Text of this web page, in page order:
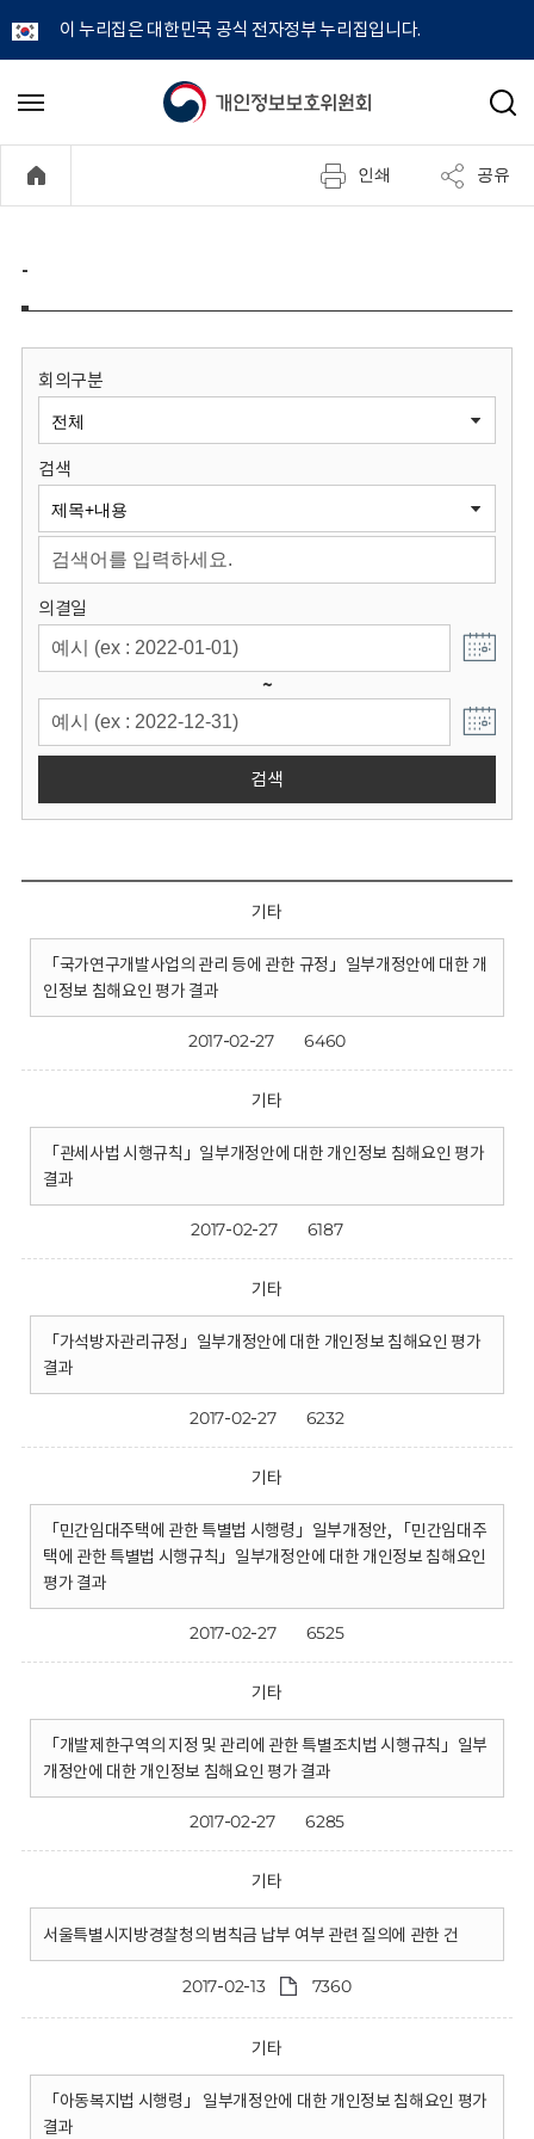
이 누리집은 대한민국 공식 전자정부 누리집입니다.
개
정
보
원
회
메
기
검
인쇄 공유
-
회의구분
검색
의결일
~
검색
기타
「국가연구개발사업의 관리 등에 관한 규정」일부개정안에 대한 개
인정보 침해요인 평가 결과
2017-02-27 6460
기타
「관세사법 시행규칙」일부개정안에 대한 개인정보 침해요인 평가
결과
2017-02-27 6187
기타
「가석방자관리규정」일부개정안에 대한 개인정보 침해요인 평가
결과
2017-02-27 6232
기타
「민간임대주택에 관한 특별법 시행령」일부개정안, 「민간임대주
택에 관한 특별법 시행규칙」일부개정안에 대한 개인정보 침해요인
평가 결과
2017-02-27 6525
기타
「개발제한구역의 지정 및 관리에 관한 특별조치법 시행규칙」일부
개정안에 대한 개인정보 침해요인 평가 결과
2017-02-27 6285
기타
서울특별시지방경찰청의 범칙금 납부 여부 관련 질의에 관한 건
2017-02-13 7360
기타
「아동복지법 시행령」 일부개정안에 대한 개인정보 침해요인 평가
결과